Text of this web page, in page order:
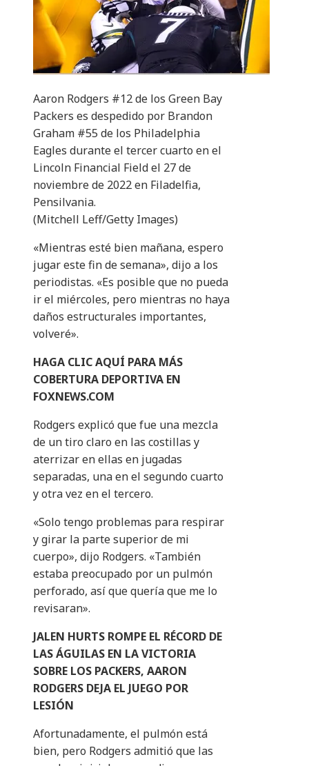
Aaron Rodgers #12 de los Green Bay
Packers es despedido por Brandon
Graham #55 de los Philadelphia
Eagles durante el tercer cuarto en el
Lincoln Financial Field el 27 de
noviembre de 2022 en Filadelfia,
Pensilvania.
(Mitchell Leff/Getty Images)
«Mientras esté bien mañana, espero
jugar este fin de semana», dijo a los
periodistas. «Es posible que no pueda
ir el miércoles, pero mientras no haya
daños estructurales importantes,
volveré».
HAGA CLIC AQUÍ PARA MÁS
COBERTURA DEPORTIVA EN
FOXNEWS.COM
Rodgers explicó que fue una mezcla
de un tiro claro en las costillas y
aterrizar en ellas en jugadas
separadas, una en el segundo cuarto
y otra vez en el tercero.
«Solo tengo problemas para respirar
y girar la parte superior de mi
cuerpo», dijo Rodgers. «También
estaba preocupado por un pulmón
perforado, así que quería que me lo
revisaran».
JALEN HURTS ROMPE EL RÉCORD DE
LAS ÁGUILAS EN LA VICTORIA
SOBRE LOS PACKERS, AARON
RODGERS DEJA EL JUEGO POR
LESIÓN
Afortunadamente, el pulmón está
bien, pero Rodgers admitió que las